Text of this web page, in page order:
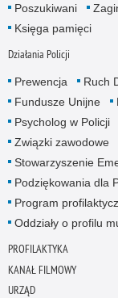
Poszukiwani
Księga pamięci
Działania Policji
Prewencja Ruch
Fundusze Unijne
Psycholog w Policji
Związki zawodowe
Stowarzyszenie
Podziękowania dla
Program
Oddziały o profilu
PROFILAKTYKA
KANAŁ FILMOWY
URZĄD